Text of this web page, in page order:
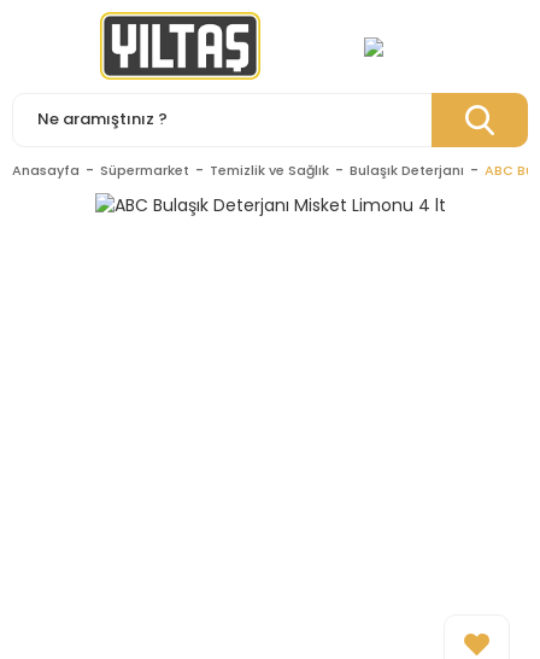
Anasayfa Süpermarket Temizlik ve Sağlık Bulaşık Deterjanı ABC